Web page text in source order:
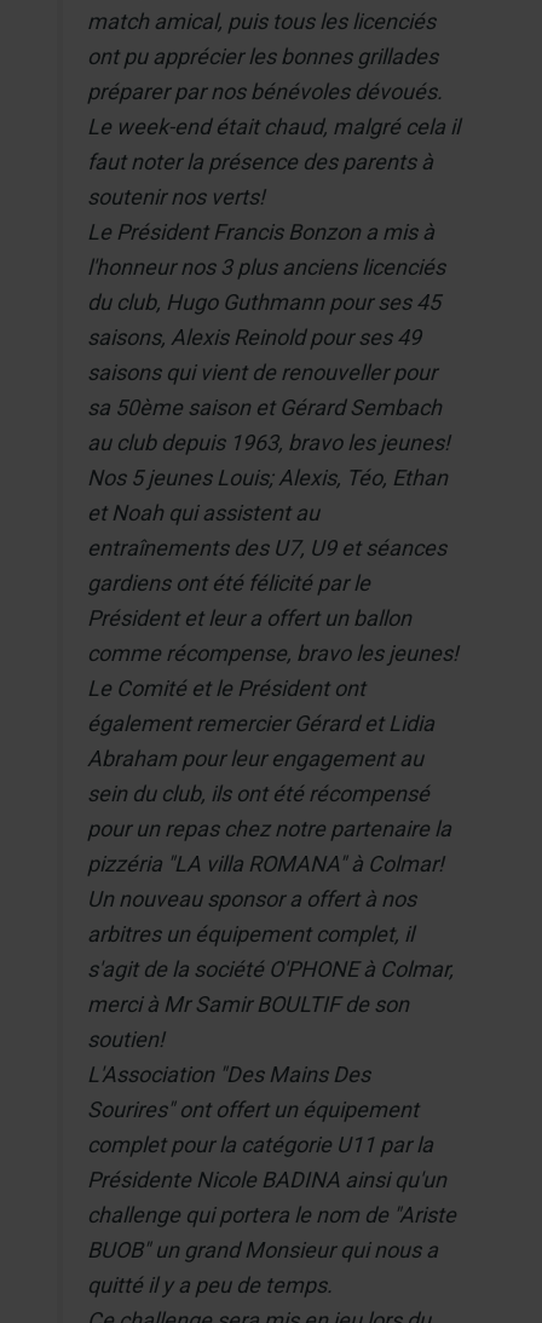
match amical, puis tous les licenciés
ont pu apprécier les bonnes grillades
préparer par nos bénévoles dévoués.
Le week-end était chaud, malgré cela il
faut noter la présence des parents à
soutenir nos verts!
Le Président Francis Bonzon a mis à
l'honneur nos 3 plus anciens licenciés
du club, Hugo Guthmann pour ses 45
saisons, Alexis Reinold pour ses 49
saisons qui vient de renouveller pour
sa 50ème saison et Gérard Sembach
au club depuis 1963, bravo les jeunes!
Nos 5 jeunes Louis; Alexis, Téo, Ethan
et Noah qui assistent au
entraînements des U7, U9 et séances
gardiens ont été félicité par le
Président et leur a offert un ballon
comme récompense, bravo les jeunes!
Le Comité et le Président ont
également remercier Gérard et Lidia
Abraham pour leur engagement au
sein du club, ils ont été récompensé
pour un repas chez notre partenaire la
pizzéria "LA villa ROMANA" à Colmar!
Un nouveau sponsor a offert à nos
arbitres un équipement complet, il
s'agit de la société O'PHONE à Colmar,
merci à Mr Samir BOULTIF de son
soutien!
L'Association "Des Mains Des
Sourires" ont offert un équipement
complet pour la catégorie U11 par la
Présidente Nicole BADINA ainsi qu'un
challenge qui portera le nom de "Ariste
BUOB" un grand Monsieur qui nous a
quitté il y a peu de temps.